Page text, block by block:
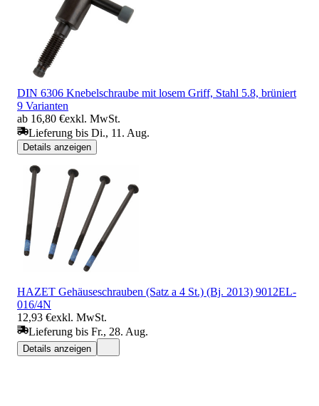
DIN 6306 Knebelschraube mit losem Griff, Stahl 5.8, brüniert
9 Varianten
ab 16,80 €exkl. MwSt.
Lieferung bis Di., 11. Aug.
Details anzeigen
HAZET Gehäuseschrauben (Satz a 4 St.) (Bj. 2013) 9012EL-
016/4N
12,93 €exkl. MwSt.
Lieferung bis Fr., 28. Aug.
Details anzeigen